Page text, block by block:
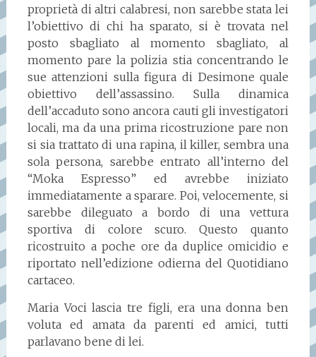
proprietà di altri calabresi, non sarebbe stata lei
l’obiettivo di chi ha sparato, si è trovata nel
posto sbagliato al momento sbagliato, al
momento pare la polizia stia concentrando le
sue attenzioni sulla figura di Desimone quale
obiettivo dell’assassino. Sulla dinamica
dell’accaduto sono ancora cauti gli investigatori
locali, ma da una prima ricostruzione pare non
si sia trattato di una rapina, il killer, sembra una
sola persona, sarebbe entrato all’interno del
“Moka Espresso” ed avrebbe iniziato
immediatamente a sparare. Poi, velocemente, si
sarebbe dileguato a bordo di una vettura
sportiva di colore scuro. Questo quanto
ricostruito a poche ore da duplice omicidio e
riportato nell’edizione odierna del Quotidiano
cartaceo.
Maria Voci lascia tre figli, era una donna ben
voluta ed amata da parenti ed amici, tutti
parlavano bene di lei.